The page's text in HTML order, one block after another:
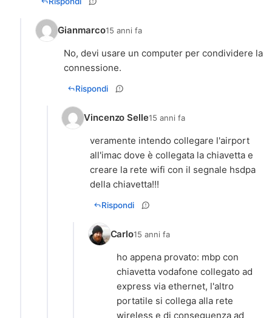
Gianmarco15 anni fa
No, devi usare un computer per condividere la
connessione.
Rispondi
Vincenzo Selle15 anni fa
veramente intendo collegare l'airport
all'imac dove è collegata la chiavetta e
creare la rete wifi con il segnale hsdpa
della chiavetta!!!
Rispondi
Carlo15 anni fa
ho appena provato: mbp con
chiavetta vodafone collegato ad
express via ethernet, l'altro
portatile si collega alla rete
wireless e di conseguenza ad